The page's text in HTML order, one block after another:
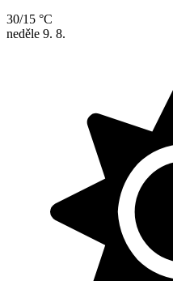
30/15 °C
neděle 9. 8.